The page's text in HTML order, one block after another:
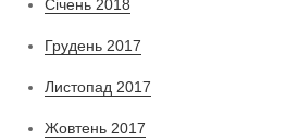
Січень 2018
Грудень 2017
Листопад 2017
Жовтень 2017